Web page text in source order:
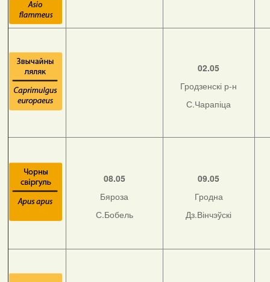
02.05
Гродзенскі р-н
С.Чарапіца
08.05
Бяроза
С.Бобель
09.05
Гродна
Дз.Вінчэўскі